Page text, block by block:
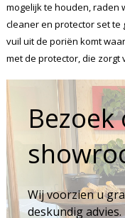
mogelijk te houden, raden
cleaner en protector set te
vuil uit de poriën komt
met de protector, die zorgt
Bezoek
Wij voorzien u
deskundig advies.